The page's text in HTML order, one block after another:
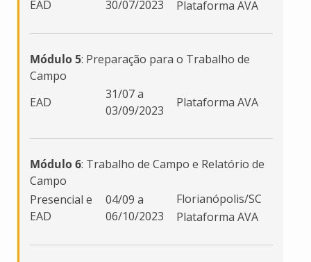
EAD
30/07/2023
Plataforma AVA
Módulo 5: Preparação para o Trabalho de
Campo
EAD
31/07 a
03/09/2023
Plataforma AVA
Módulo 6: Trabalho de Campo e Relatório de
Campo
Presencial e
EAD
04/09 a
06/10/2023
Florianópolis/SC
Plataforma AVA